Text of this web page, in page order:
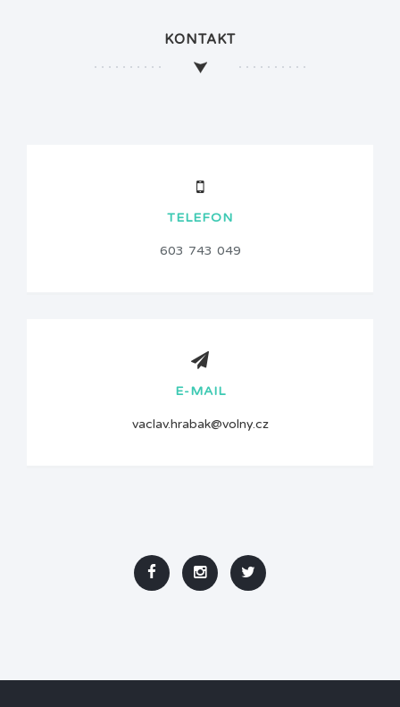
KONTAKT
TELEFON
603 743 049
E-MAIL
vaclav.hrabak@volny.cz